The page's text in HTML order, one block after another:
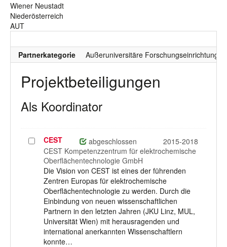
Wiener Neustadt
Niederösterreich
AUT
Partnerkategorie Außeruniversitäre Forschungseinrichtung
Projektbeteiligungen
Als Koordinator
Projekt
auswählen
CEST abgeschlossen
2015-2018
CEST Kompetenzzentrum für elektrochemische
Oberflächentechnologie GmbH
Die Vision von CEST ist eines der führenden
Zentren Europas für elektrochemische
Oberflächentechnologie zu werden. Durch die
Einbindung von neuen wissenschaftlichen
Partnern in den letzten Jahren (JKU Linz, MUL,
Universität Wien) mit herausragenden und
international anerkannten Wissenschaftlern
konnte…